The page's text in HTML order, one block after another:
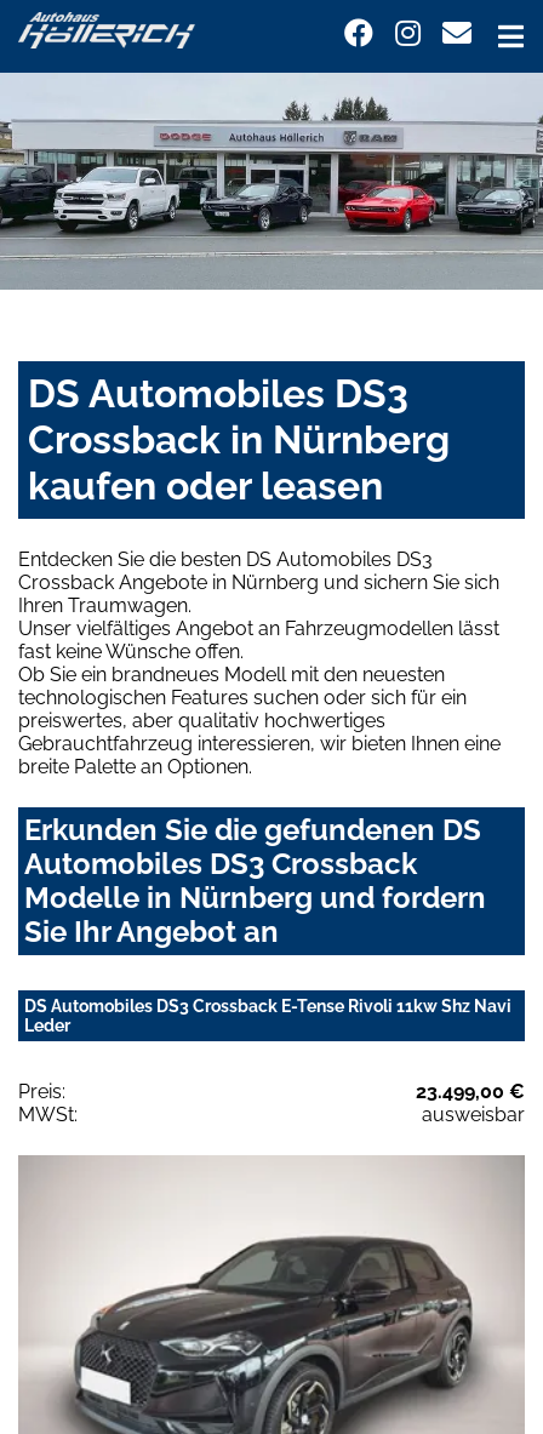
DS Automobiles DS3
Crossback in Nürnberg
kaufen oder leasen
Entdecken Sie die besten DS Automobiles DS3
Crossback Angebote in Nürnberg und sichern Sie sich
Ihren Traumwagen.
Unser vielfältiges Angebot an Fahrzeugmodellen lässt
fast keine Wünsche offen.
Ob Sie ein brandneues Modell mit den neuesten
technologischen Features suchen oder sich für ein
preiswertes, aber qualitativ hochwertiges
Gebrauchtfahrzeug interessieren, wir bieten Ihnen eine
breite Palette an Optionen.
Erkunden Sie die gefundenen DS
Automobiles DS3 Crossback
Modelle in Nürnberg und fordern
Sie Ihr Angebot an
DS Automobiles DS3 Crossback E-Tense Rivoli 11kw Shz Navi
Leder
Preis:
23.499,00 €
MWSt:
ausweisbar